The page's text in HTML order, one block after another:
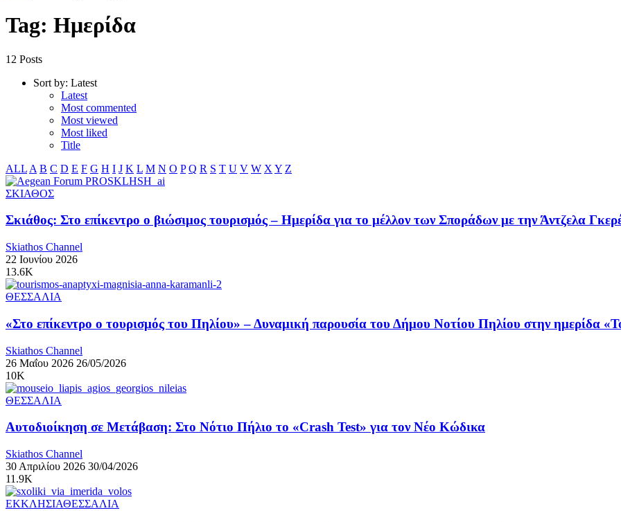
Tag: Ημερίδα
12 Posts
Sort by: Latest
Latest
Most commented
Most viewed
Most liked
Title
ALL A B C D E F G H I J K L M N O P Q R S T U V W X Y Z
ΣΚΙΑΘΟΣ
Σκιάθος: Στο επίκεντρο ο βιώσιμος τουρισμός – Ημερίδα για το μέλλον των Σποράδων με την Άντζελα
Skiathos Channel
22 Ιουνίου 2026
13.6K
ΘΕΣΣΑΛΙΑ
«Στο επίκεντρο ο τουρισμός του Πηλίου» – Δυναμική παρουσία του Δήμου Νοτίου Πηλίου στην ημερίδα
Skiathos Channel
26 Μαΐου 2026 26/05/2026
10K
ΘΕΣΣΑΛΙΑ
Αυτοδιοίκηση σε Μετάβαση: Στο Νότιο Πήλιο το «Crash Test» για τον Νέο Κώδικα
Skiathos Channel
30 Απριλίου 2026 30/04/2026
11.9K
ΕΚΚΛΗΣΙΑΘΕΣΣΑΛΙΑ